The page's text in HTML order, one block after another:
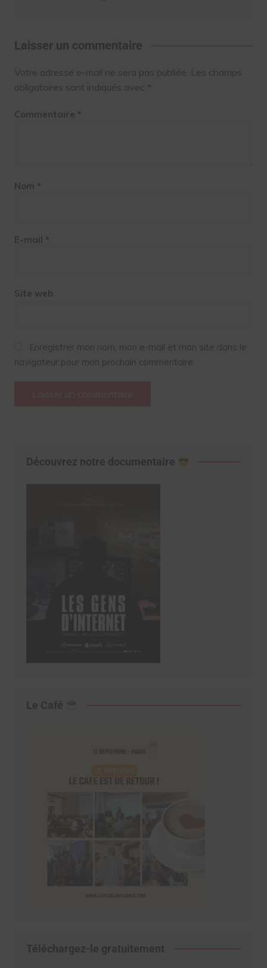
Laisser un commentaire
Votre adresse e-mail ne sera pas publiée. Les champs
obligatoires sont indiqués avec *
Commentaire *
Nom *
E-mail *
Site web
Enregistrer mon nom, mon e-mail et mon site dans le
navigateur pour mon prochain commentaire.
Découvrez notre documentaire
Le Café
Téléchargez-le gratuitement